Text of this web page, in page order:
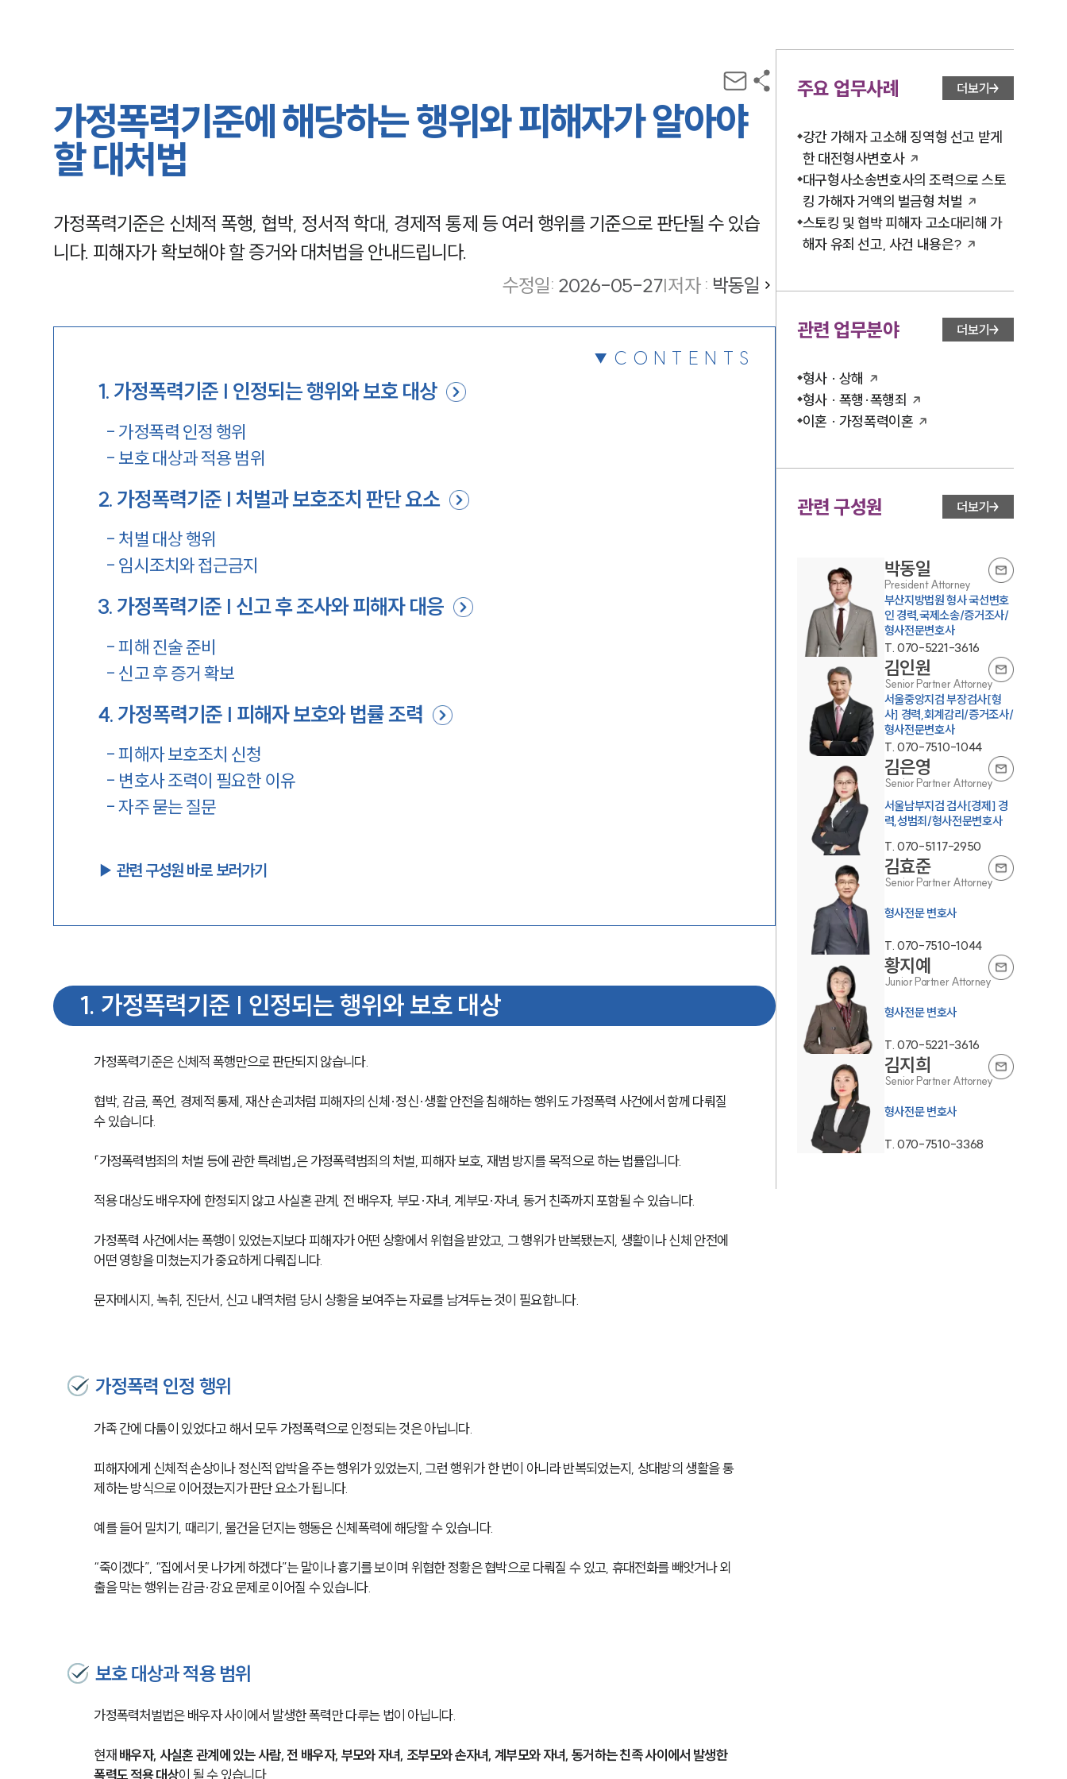
그룹소개
그룹소개
대륜의 강점
오시는 길
글로벌 파트너 로펌
고객의 소리
통합검색
AI대륜
업무사례
가정폭력기준에 해당하는 행위와 피해자가 알아야
할 대처법
가정폭력기준은 신체적 폭행, 협박, 정서적 학대, 경제적 통제 등 여러 행위를 기준으로 판단될 수 있습
니다. 피해자가 확보해야 할 증거와 대처법을 안내드립니다.
수정일: 2026-05-27|저자 : 박동일
CONTENTS
1. 가정폭력기준 | 인정되는 행위와 보호 대상
- 가정폭력 인정 행위
- 보호 대상과 적용 범위
2. 가정폭력기준 | 처벌과 보호조치 판단 요소
- 처벌 대상 행위
- 임시조치와 접근금지
3. 가정폭력기준 | 신고 후 조사와 피해자 대응
-피해 진술 준비
- 신고 후 증거 확보
4. 가정폭력기준 | 피해자 보호와 법률 조력
-피해자 보호조치 신청
- 변호사 조력이 필요한 이유
-자주 묻는 질문
▶︎ 관련 구성원 바로 보러가기
1. 가정폭력기준 | 인정되는 행위와 보호 대상
가정폭력기준은 신체적 폭행만으로 판단되지 않습니다.
협박, 감금, 폭언, 경제적 통제, 재산 손괴처럼 피해자의 신체·정신·생활 안전을 침해하는 행위도 가정폭력 사건에서 함께 다뤄질
수 있습니다.
「가정폭력범죄의 처벌 등에 관한 특례법」은 가정폭력범죄의 처벌, 피해자 보호, 재범 방지를 목적으로 하는 법률입니다.
적용 대상도 배우자에 한정되지 않고 사실혼 관계, 전 배우자, 부모·자녀, 계부모·자녀, 동거 친족까지 포함될 수 있습니다.
가정폭력 사건에서는 폭행이 있었는지보다 피해자가 어떤 상황에서 위협을 받았고, 그 행위가 반복됐는지, 생활이나 신체 안전에
어떤 영향을 미쳤는지가 중요하게 다뤄집니다.
문자메시지, 녹취, 진단서, 신고 내역처럼 당시 상황을 보여주는 자료를 남겨두는 것이 필요합니다.
가정폭력 인정 행위
가족 간에 다툼이 있었다고 해서 모두 가정폭력으로 인정되는 것은 아닙니다.
피해자에게 신체적 손상이나 정신적 압박을 주는 행위가 있었는지, 그런 행위가 한 번이 아니라 반복되었는지, 상대방의 생활을 통
제하는 방식으로 이어졌는지가 판단 요소가 됩니다.
예를 들어 밀치기, 때리기, 물건을 던지는 행동은 신체폭력에 해당할 수 있습니다.
“죽이겠다”, “집에서 못 나가게 하겠다”는 말이나 흉기를 보이며 위협한 정황은 협박으로 다뤄질 수 있고, 휴대전화를 빼앗거나 외
출을 막는 행위는 감금·강요 문제로 이어질 수 있습니다.
보호 대상과 적용 범위
가정폭력처벌법은 배우자 사이에서 발생한 폭력만 다루는 법이 아닙니다.
현재 배우자, 사실혼 관계에 있는 사람, 전 배우자, 부모와 자녀, 조부모와 손자녀, 계부모와 자녀, 동거하는 친족 사이에서 발생한
폭력도 적용 대상이 될 수 있습니다.
주요 업무사례 더보기
강간 가해자 고소해 징역형 선고 받게
한 대전형사변호사
대구형사소송변호사의 조력으로 스토
킹 가해자 거액의 벌금형 처벌
스토킹 및 협박 피해자 고소대리해 가
해자 유죄 선고, 사건 내용은?
관련 업무분야 더보기
형사 · 상해
형사 · 폭행·폭행죄
이혼 · 가정폭력이혼
관련 구성원 더보기
박동일
President Attorney
부산지방법원 형사 국선변호
인 경력,국제소송/증거조사/
형사전문변호사
T. 070-5221-3616
김인원
Senior Partner Attorney
서울중앙지검 부장검사[형
사] 경력,회계감리/증거조사/
형사전문변호사
T. 070-7510-1044
김은영
Senior Partner Attorney
서울남부지검 검사[경제] 경
력,성범죄/형사전문변호사
T. 070-5117-2950
김효준
Senior Partner Attorney
형사전문 변호사
T. 070-7510-1044
황지예
Junior Partner Attorney
형사전문 변호사
T. 070-5221-3616
김지희
Senior Partner Attorney
형사전문 변호사
T. 070-7510-3368